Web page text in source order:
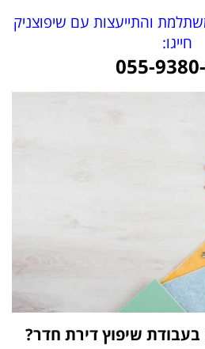
והתייעצות עם שיפוצניק
חייגו:
055-
בעבודת שיפוץ דירת חדר?